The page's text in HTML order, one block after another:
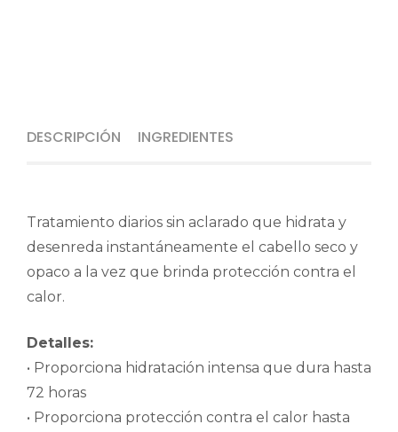
DESCRIPCIÓN INGREDIENTES
Tratamiento diarios sin aclarado que hidrata y
desenreda instantáneamente el cabello seco y
opaco a la vez que brinda protección contra el
calor.
Detalles:
• Proporciona hidratación intensa que dura hasta
72 horas
• Proporciona protección contra el calor hasta